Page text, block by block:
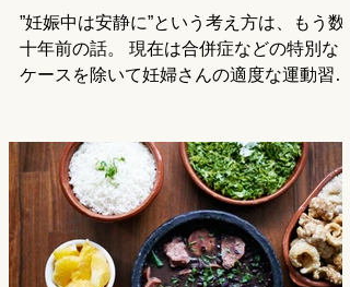
”妊娠中は安静に”という考え方は、もう数
十年前の話。 現在は合併症などの特別な
ケースを除いて妊婦さんの適度な運動習慣
の？」と言われればなんとなくそうした方
がいい気もしてしまいますよね。...